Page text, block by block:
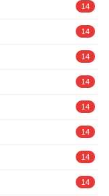
14
14
14
14
14
14
14
14